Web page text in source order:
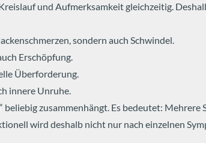
und Aufmerksamkeit gleichzeitig.
sondern auch Schwindel.
Erschöpfung.
Überforderung.
innere Unruhe.
beliebig zusammenhängt. Es bedeutet: Mehrere
wird deshalb nicht nur nach einzelnen